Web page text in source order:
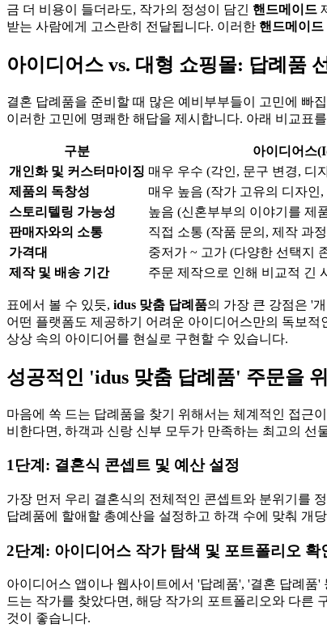
금 더 비용이 들더라도, 작가의 정성이 담긴 핸드메이드
받는 사람에게 고스란히 전달됩니다. 이러한 핸드메이드
아이디어스 vs. 대형 쇼핑몰: 답례품
결혼 답례품을 준비할 때 많은 예비부부들이 고민에 빠
이러한 고민에 명쾌한 해답을 제시합니다. 아래 비교표
구분 아이디어스
개인화 및 커스터마이징 매우 우수 (각인, 문구 변경, 디
제품의 독창성
매우 높음 (작가 고유의 디자인,
스토리텔링 가능성
높음 (신혼부부의 이야기를 제
판매자와의 소통
직접 소통 (작품 문의, 제작 과
가격대
중저가 ~ 고가 (다양한 선택지
제작 및 배송 기간
주문 제작으로 인해 비교적 긴
표에서 볼 수 있듯, idus 맞춤 답례품의 가장 큰 강점은 '
어떤 플랫폼도 제공하기 어려운 아이디어스만의 독보
상상 속의 아이디어를 현실로 구현할 수 있습니다.
성공적인 'idus 맞춤 답례품' 주문을
마음에 쏙 드는 답례품을 찾기 위해서는 체계적인 접근
비한다면, 하객과 신랑 신부 모두가 만족하는 최고의 선
1단계: 결혼식 콘셉트 및 예산 설정
가장 먼저 우리 결혼식의 전체적인 콘셉트와 분위기를
답례품에 할애할 총예산을 설정하고 하객 수에 맞춰 개
2단계: 아이디어스 작가 탐색 및 포트폴리오 확
아이디어스 앱이나 웹사이트에서 '답례품', '결혼 답례품
드는 작가를 찾았다면, 해당 작가의 포트폴리오와 다른
것이 좋습니다.